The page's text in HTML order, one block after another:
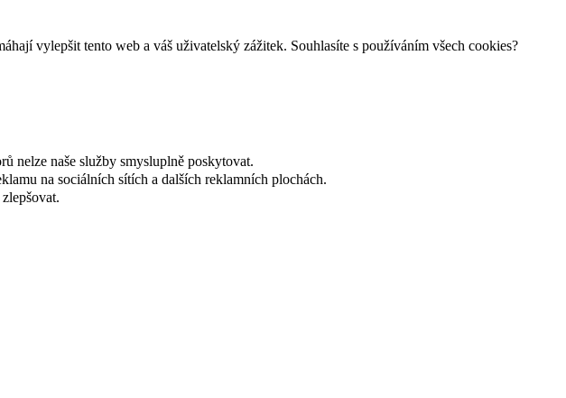
vylepšit tento web a váš uživatelský zážitek. Souhlasíte s používáním všech cookies?
nelze naše služby smysluplně poskytovat.
na sociálních sítích a dalších reklamních plochách.